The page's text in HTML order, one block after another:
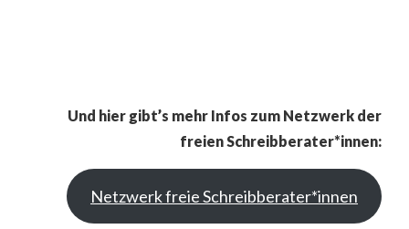
Und hier gibt’s mehr Infos zum Netzwerk der
freien Schreibberater*innen:
Netzwerk freie Schreibberater*innen